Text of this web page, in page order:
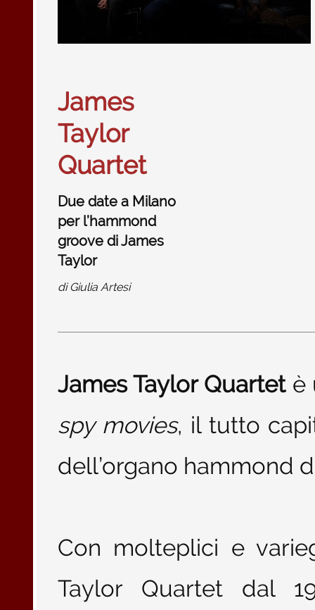
James
Taylor
Quartet
Due date a Milano
per l’hammond
groove di James
Taylor
di Giulia Artesi
James Taylor Quartetè
spy movies, il tutto
dell’organo hammond
Con molteplici e
Taylor Quartet dal